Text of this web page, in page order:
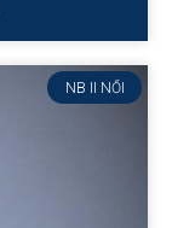
NB II NŐI